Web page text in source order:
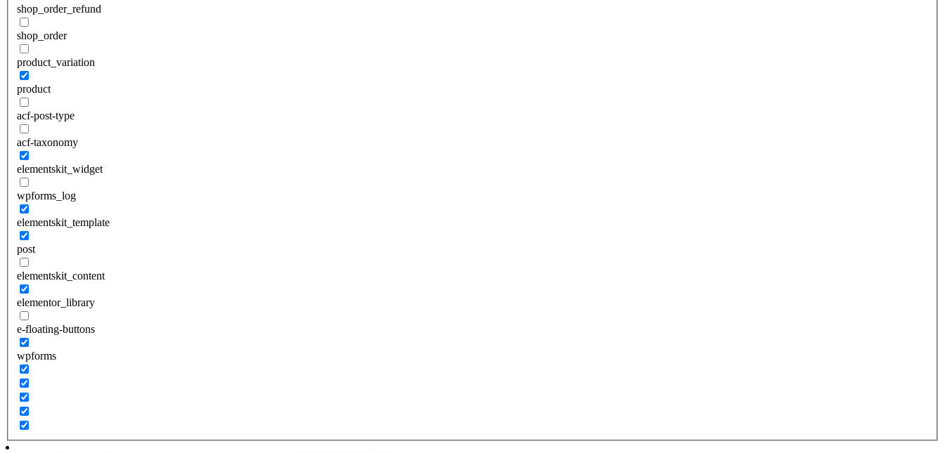
shop_order_refund
shop_order
product_variation
product
acf-post-type
acf-taxonomy
elementskit_widget
wpforms_log
elementskit_template
post
elementskit_content
elementor_library
e-floating-buttons
wpforms